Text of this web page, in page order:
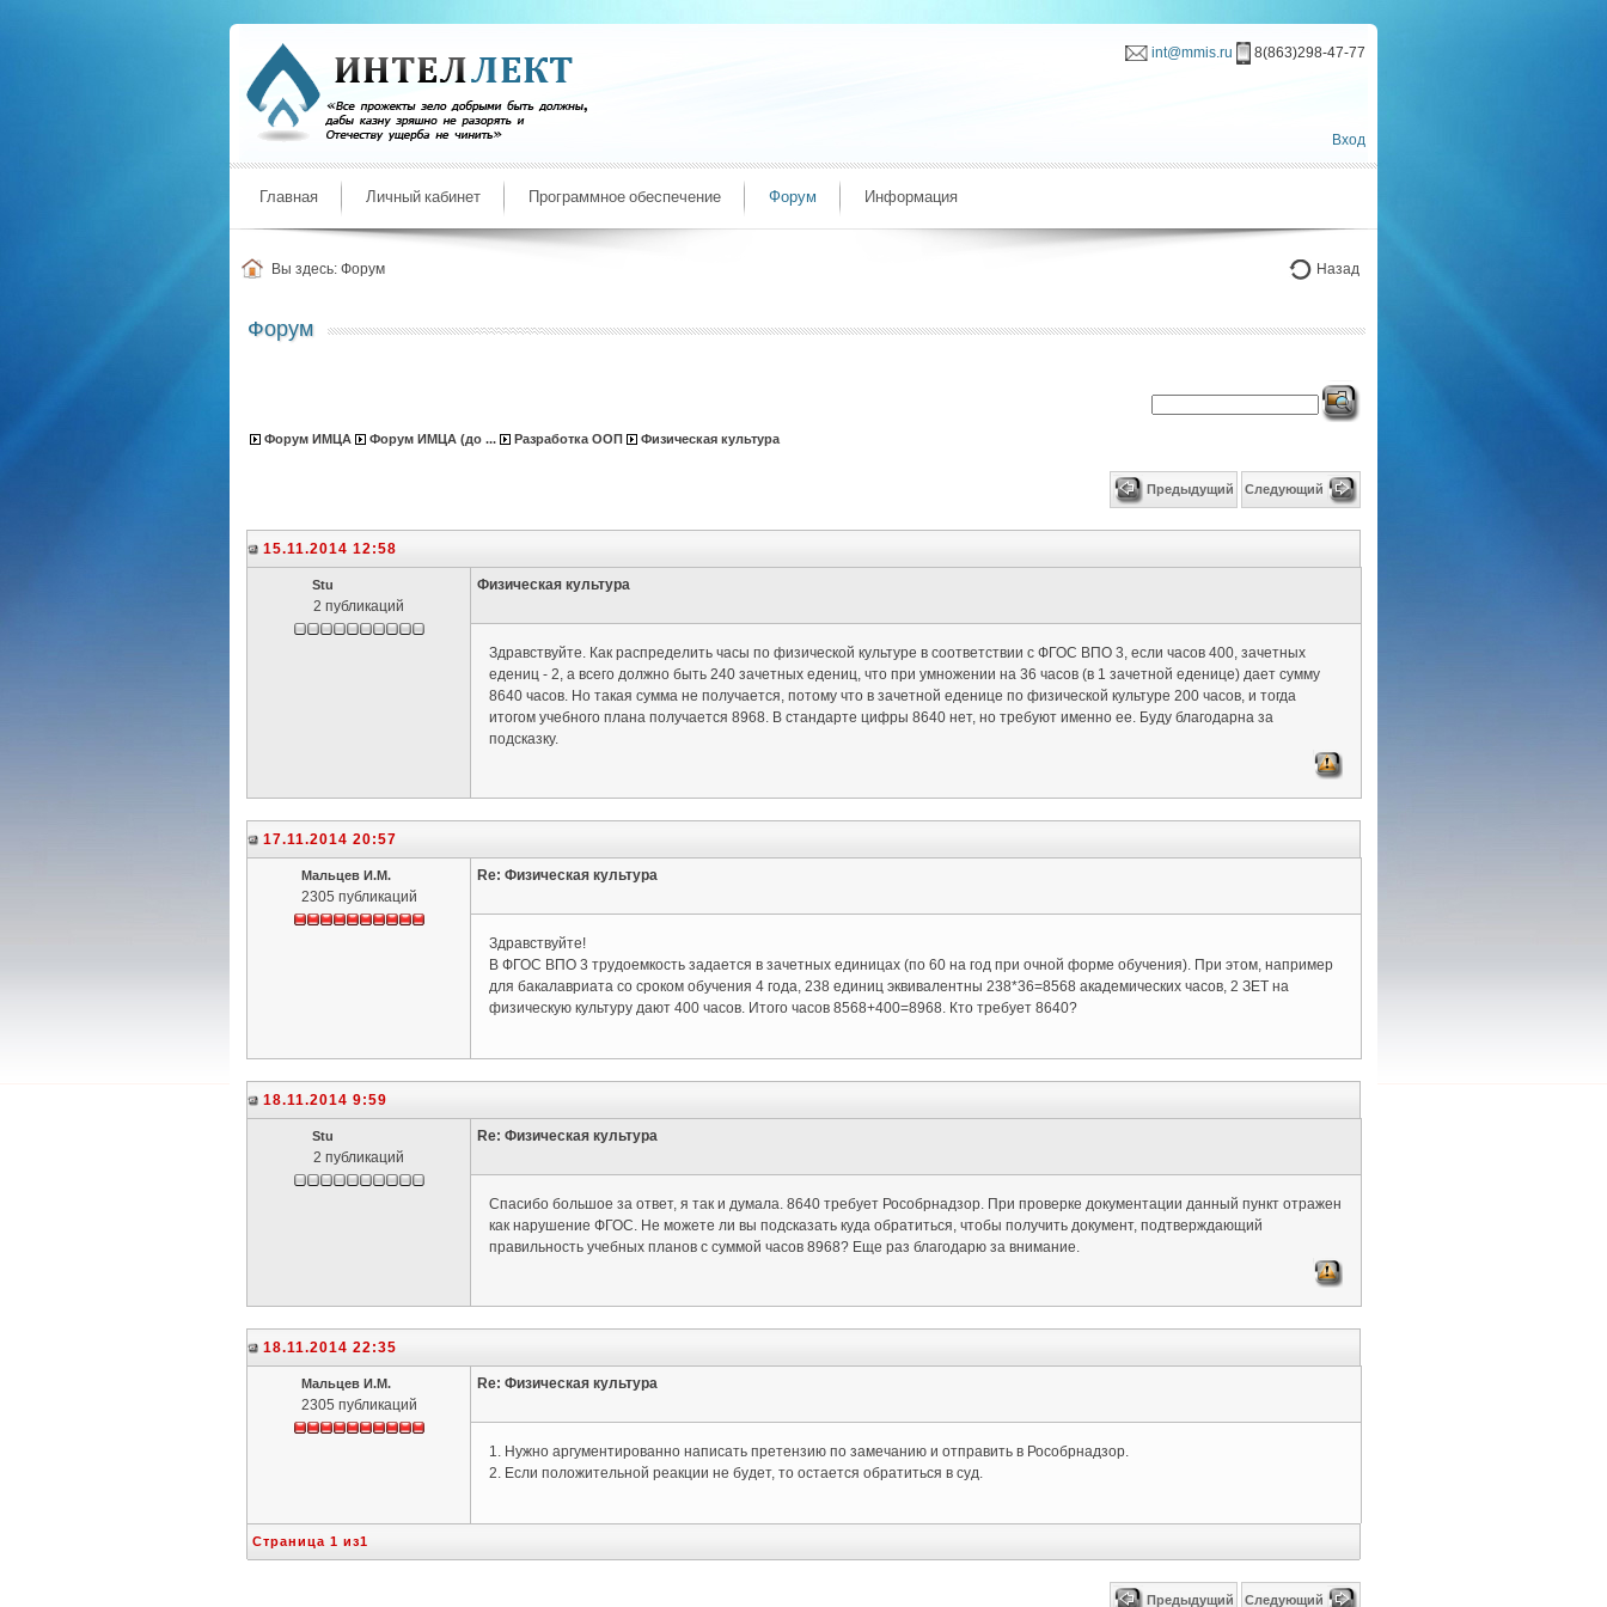
int@mmis.ru 8(863)298-47-77
Вход
Главная Личный кабинет Программное обеспечение Форум Информация
Вы здесь: Форум Назад
Форум
Форум ИМЦА Форум ИМЦА (до ... Разработка ООП Физическая культура
Предыдущий Следующий
15.11.2014 12:58
Stu
2 публикаций
Физическая культура
Здравствуйте. Как распределить часы по физической культуре в соответствии с ФГОС ВПО 3, если часов 400, зачетных
едениц - 2, а всего должно быть 240 зачетных едениц, что при умножении на 36 часов (в 1 зачетной еденице) дает сумму
8640 часов. Но такая сумма не получается, потому что в зачетной еденице по физической культуре 200 часов, и тогда
итогом учебного плана получается 8968. В стандарте цифры 8640 нет, но требуют именно ее. Буду благодарна за
подсказку.
17.11.2014 20:57
Мальцев И.М.
2305 публикаций
Re: Физическая культура
Здравствуйте!
В ФГОС ВПО 3 трудоемкость задается в зачетных единицах (по 60 на год при очной форме обучения). При этом, например
для бакалавриата со сроком обучения 4 года, 238 единиц эквивалентны 238*36=8568 академических часов, 2 ЗЕТ на
физическую культуру дают 400 часов. Итого часов 8568+400=8968. Кто требует 8640?
18.11.2014 9:59
Stu
2 публикаций
Re: Физическая культура
Спасибо большое за ответ, я так и думала. 8640 требует Рособрнадзор. При проверке документации данный пункт отражен
как нарушение ФГОС. Не можете ли вы подсказать куда обратиться, чтобы получить документ, подтверждающий
правильность учебных планов с суммой часов 8968? Еще раз благодарю за внимание.
18.11.2014 22:35
Мальцев И.М.
2305 публикаций
Re: Физическая культура
1. Нужно аргументированно написать претензию по замечанию и отправить в Рособрнадзор.
2. Если положительной реакции не будет, то остается обратиться в суд.
Страница 1 из1
Предыдущий Следующий